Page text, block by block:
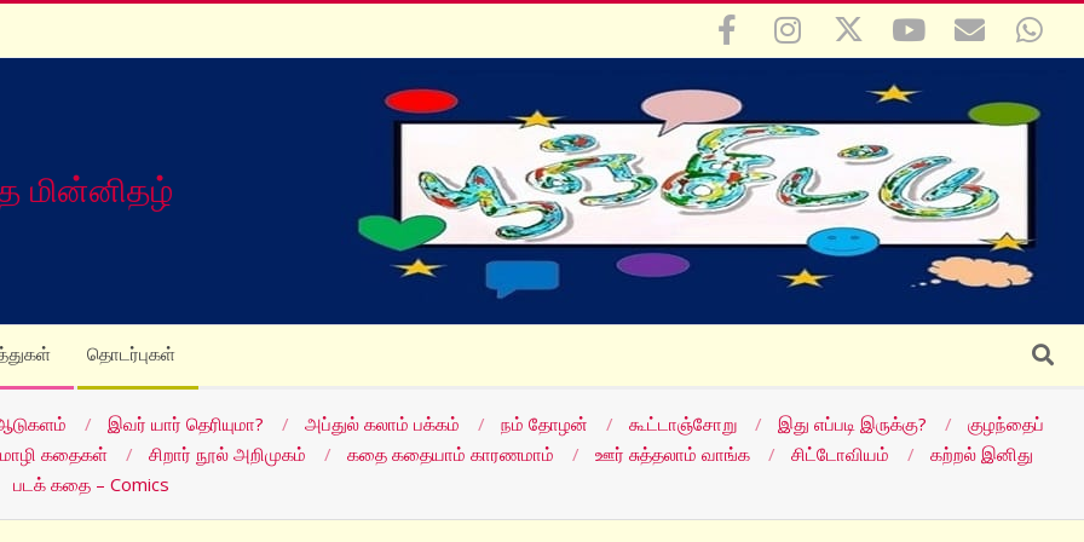
மின்னிதழ்
தொடர்புகள் Search
இவர் யார் தெரியுமா? அப்துல் கலாம் பக்கம் நம் தோழன் கூட்டாஞ்சோறு இது எப்படி இருக்கு?
குழந்தைப்
கதைகள் சிறார் நூல் அறிமுகம் கதை கதையாம் காரணமாம் ஊர் சுத்தலாம் வாங்க சிட்டோவியம்
கற்றல் இனிது
படக் கதை – Comics